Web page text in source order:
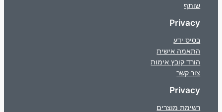
שותף
Privacy
בסיס ידע
התאמה אישית
הורד קובץ אימות
צור קשר
Privacy
רשימת מוצרים